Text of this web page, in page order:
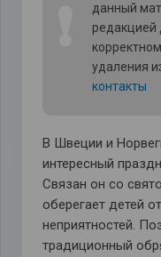
данный
редакцией
удаления
контакты
В Швеции и
интересный
Связан он со
оберегает детей
неприятностей.
традиционный